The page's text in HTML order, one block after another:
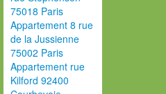
75018 Paris
Appartement 8 rue
de la Jussienne
75002 Paris
Appartement rue
Kilford 92400